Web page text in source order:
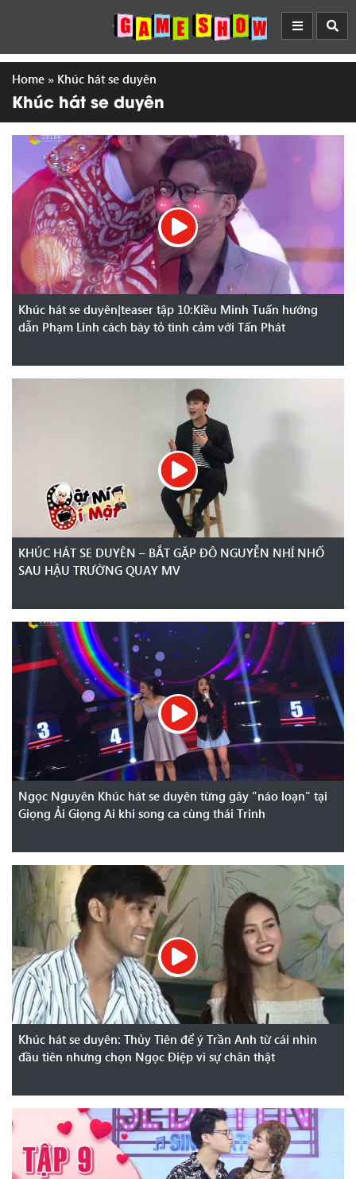
Home » Khúc hát se duyên
Khúc hát se duyên
Khúc hát se duyên|teaser tập 10:Kiều Minh Tuấn hướng
dẫn Phạm Linh cách bày tỏ tình cảm với Tấn Phát
KHÚC HÁT SE DUYÊN – BẮT GẶP ĐÔ NGUYỄN NHÍ NHỐ
SAU HẬU TRƯỜNG QUAY MV
Ngọc Nguyên Khúc hát se duyên từng gây "náo loạn" tại
Giọng Ải Giọng Ai khi song ca cùng thái Trinh
Khúc hát se duyên: Thủy Tiên để ý Trần Anh từ cái nhìn
đầu tiên nhưng chọn Ngọc Điệp vì sự chân thật